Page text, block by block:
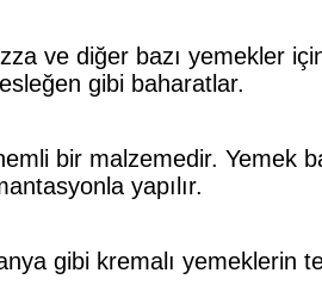
ve diğer bazı yemekler
gibi baharatlar.
bir malzemedir. Yemek
yapılır.
gibi kremalı yemeklerin